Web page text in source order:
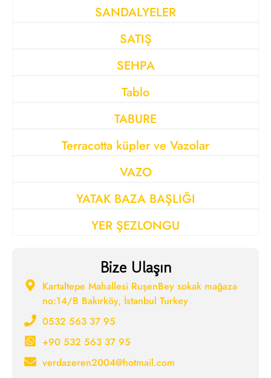
SANDALYELER
SATIŞ
SEHPA
Tablo
TABURE
Terracotta küpler ve Vazolar
VAZO
YATAK BAZA BAŞLIĞI
YER ŞEZLONGU
Bize Ulaşın
Kartaltepe Mahallesi RuşenBey sokak mağaza
no:14/B Bakırköy, İstanbul Turkey
0532 563 37 95
+90 532 563 37 95
verdazeren2004@hotmail.com